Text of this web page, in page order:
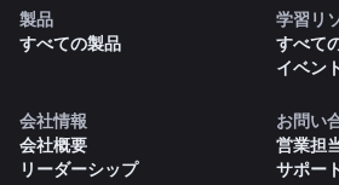
製品
すべての製品
学習リ
すべて
イベン
会社情報
会社概要
リーダーシップ
お問い
営業担
サポー